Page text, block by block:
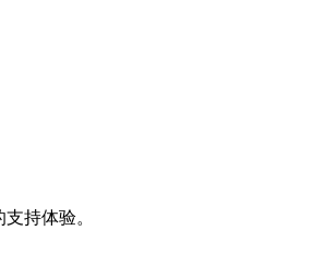
持体验。